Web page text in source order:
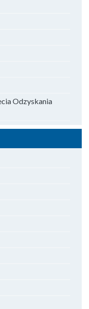
Odzyskania